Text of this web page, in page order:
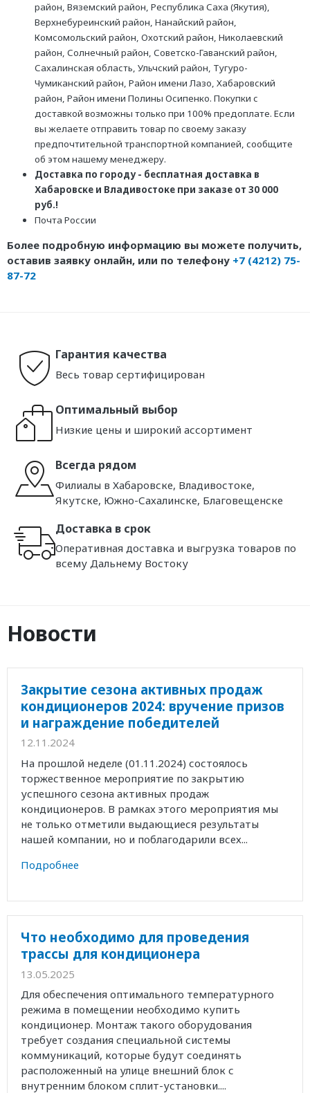
район, Вяземский район, Республика Саха (Якутия),
Верхнебуреинский район, Нанайский район,
Комсомольский район, Охотский район, Николаевский
район, Солнечный район, Советско-Гаванский район,
Сахалинская область, Ульчский район, Тугуро-
Чумиканский район, Район имени Лазо, Хабаровский
район, Район имени Полины Осипенко. Покупки с
доставкой возможны только при 100% предоплате. Если
вы желаете отправить товар по своему заказу
предпочтительной транспортной компанией, сообщите
об этом нашему менеджеру.
Доставка по городу - бесплатная доставка в
Хабаровске и Владивостоке при заказе от 30 000
руб.!
Почта России
Более подробную информацию вы можете получить,
оставив заявку онлайн, или по телефону +7 (4212) 75-
87-72
Гарантия качества
Весь товар сертифицирован
Оптимальный выбор
Низкие цены и широкий ассортимент
Всегда рядом
Филиалы в Хабаровске, Владивостоке,
Якутске, Южно-Сахалинске, Благовещенске
Доставка в срок
Оперативная доставка и выгрузка товаров по
всему Дальнему Востоку
Новости
Закрытие сезона активных продаж
кондиционеров 2024: вручение призов
и награждение победителей
12.11.2024
На прошлой неделе (01.11.2024) состоялось
торжественное мероприятие по закрытию
успешного сезона активных продаж
кондиционеров. В рамках этого мероприятия мы
не только отметили выдающиеся результаты
нашей компании, но и поблагодарили всех...
Подробнее
Что необходимо для проведения
трассы для кондиционера
13.05.2025
Для обеспечения оптимального температурного
режима в помещении необходимо купить
кондиционер. Монтаж такого оборудования
требует создания специальной системы
коммуникаций, которые будут соединять
расположенный на улице внешний блок с
внутренним блоком сплит-установки....